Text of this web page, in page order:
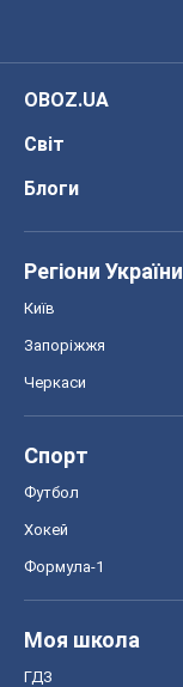
OBOZ.UA
Світ
Блоги
Регіони України
Київ
Запоріжжя
Черкаси
Спорт
Футбол
Хокей
Формула-1
Моя школа
ГДЗ